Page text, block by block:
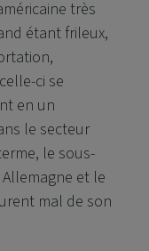
très
étant frileux,
ci se
en un
le secteur
le sous-
et le
mal de son